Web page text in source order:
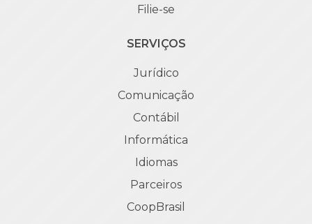
Filie-se
SERVIÇOS
Jurídico
Comunicação
Contábil
Informática
Idiomas
Parceiros
CoopBrasil